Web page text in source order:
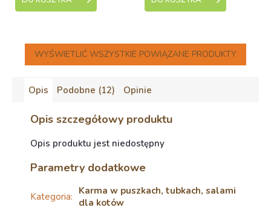
WYŚWIETLIĆ WSZYSTKIE POWIĄZANE PRODUKTY
Opis Podobne (12) Opinie
Opis szczegółowy produktu
Opis produktu jest niedostępny
Parametry dodatkowe
Kategoria: Karma w puszkach, tubkach, salami
dla kotów